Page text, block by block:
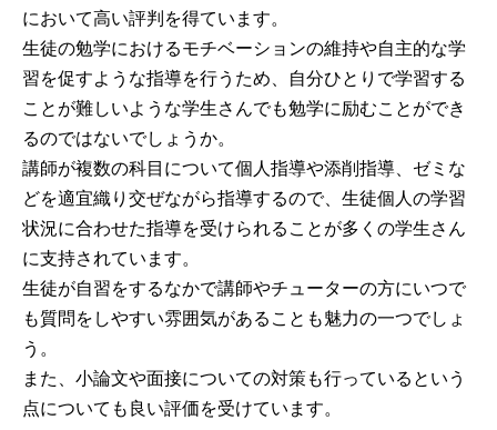
において高い評判を得ています。
生徒の勉学におけるモチベーションの維持や自主的な学
習を促すような指導を行うため、自分ひとりで学習する
ことが難しいような学生さんでも勉学に励むことができ
るのではないでしょうか。
講師が複数の科目について個人指導や添削指導、ゼミな
どを適宜織り交ぜながら指導するので、生徒個人の学習
状況に合わせた指導を受けられることが多くの学生さん
に支持されています。
生徒が自習をするなかで講師やチューターの方にいつで
も質問をしやすい雰囲気があることも魅力の一つでしょ
う。
また、小論文や面接についての対策も行っているという
点についても良い評価を受けています。